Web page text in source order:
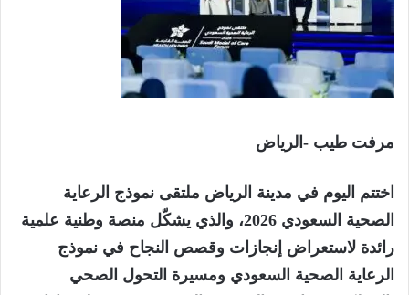
مرفت طيب -الرياض
اختتم اليوم في مدينة الرياض ملتقى نموذج الرعاية
الصحية السعودي 2026، والذي يشكّل منصة وطنية علمية
رائدة لاستعراض إنجازات وقصص النجاح في نموذج
الرعاية الصحية السعودي ومسيرة التحول الصحي